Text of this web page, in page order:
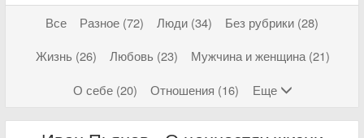
Все Разное (72) Люди (34)
Без рубрики (28)
Жизнь (26)
Любовь (23)
Мужчина и женщина (21)
О себе (20)
Отношения (16) Еще